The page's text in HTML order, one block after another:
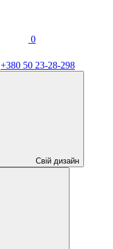
0
+380 50 23-28-298
Свій дизайн